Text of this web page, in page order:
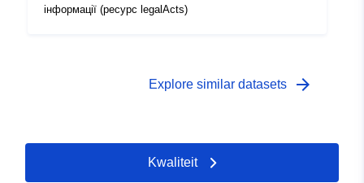
інформації (ресурс legalActs)
Explore similar datasets arrow_forward
Kwaliteit